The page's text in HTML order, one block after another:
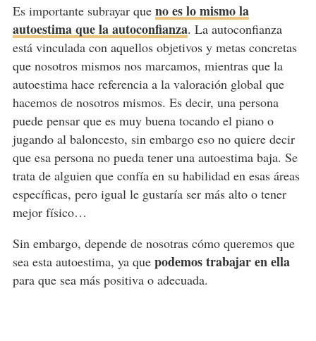
Es importante subrayar que no es lo mismo la
autoestima que la autoconfianza. La autoconfianza
está vinculada con aquellos objetivos y metas concretas
que nosotros mismos nos marcamos, mientras que la
autoestima hace referencia a la valoración global que
hacemos de nosotros mismos. Es decir, una persona
puede pensar que es muy buena tocando el piano o
jugando al baloncesto, sin embargo eso no quiere decir
que esa persona no pueda tener una autoestima baja. Se
trata de alguien que confía en su habilidad en esas áreas
específicas, pero igual le gustaría ser más alto o tener
mejor físico…
Sin embargo, depende de nosotras cómo queremos que
sea esta autoestima, ya que podemos trabajar en ella
para que sea más positiva o adecuada.